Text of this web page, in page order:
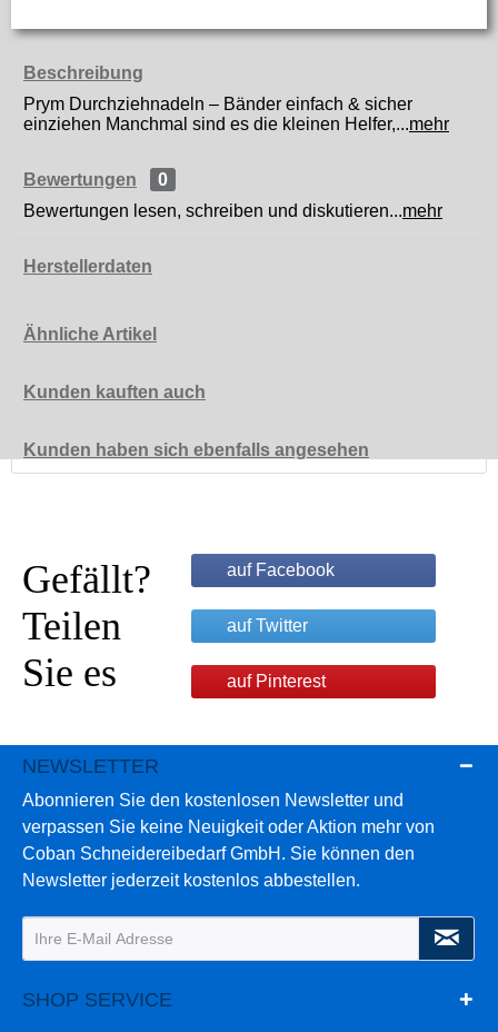
Beschreibung
Prym Durchziehnadeln – Bänder einfach & sicher
einziehen Manchmal sind es die kleinen Helfer,...mehr
Bewertungen
0
Bewertungen lesen, schreiben und diskutieren...mehr
Herstellerdaten
Ähnliche Artikel
Kunden kauften auch
Kunden haben sich ebenfalls angesehen
Gefällt?
Teilen
Sie es
auf Facebook
auf Twitter
auf Pinterest
NEWSLETTER
Abonnieren Sie den kostenlosen Newsletter und
verpassen Sie keine Neuigkeit oder Aktion mehr von
Coban Schneidereibedarf GmbH. Sie können den
Newsletter jederzeit kostenlos abbestellen.
SHOP SERVICE